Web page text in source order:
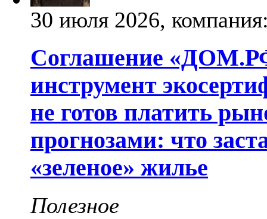
30 июля 2026,
Соглашение
инструмент
не готов платить
прогнозами: что
«зеленое» жилье
Полезное